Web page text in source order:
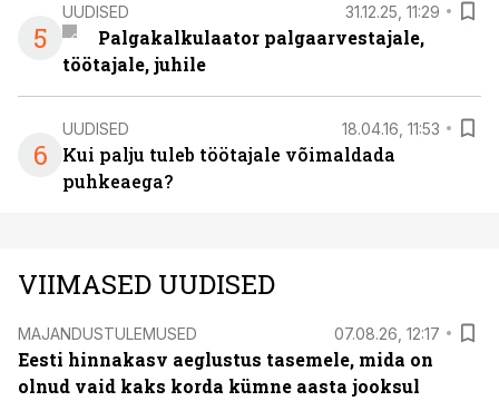
5
UUDISED 31.12.25, 11:29
Palgakalkulaator palgaarvestajale,
töötajale, juhile
6
UUDISED 18.04.16, 11:53
Kui palju tuleb töötajale võimaldada
puhkeaega?
VIIMASED UUDISED
MAJANDUSTULEMUSED 07.08.26, 12:17
Eesti hinnakasv aeglustus tasemele, mida on
olnud vaid kaks korda kümne aasta jooksul